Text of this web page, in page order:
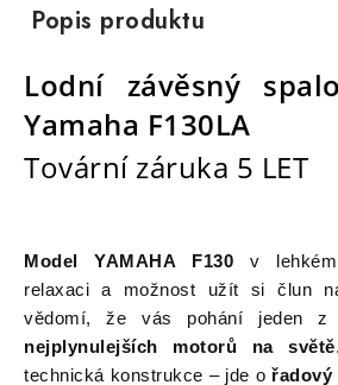
Popis produktu
Lodní závěsný
Yamaha F130LA
Tovární záruka 5 LET
M odel YAMAHA F130 v lehkém
relaxaci a možnost užít si člun
vědomí, že vás pohání jeden z
nejplynulejších motorů na světě
technická konstrukce – jde o